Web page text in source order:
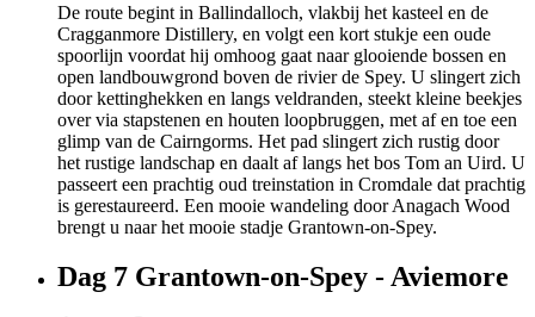
De route begint in Ballindalloch, vlakbij het kasteel en de
Cragganmore Distillery, en volgt een kort stukje een oude
spoorlijn voordat hij omhoog gaat naar glooiende bossen en
open landbouwgrond boven de rivier de Spey. U slingert zich
door kettinghekken en langs veldranden, steekt kleine beekjes
over via stapstenen en houten loopbruggen, met af en toe een
glimp van de Cairngorms. Het pad slingert zich rustig door
het rustige landschap en daalt af langs het bos Tom an Uird. U
passeert een prachtig oud treinstation in Cromdale dat prachtig
is gerestaureerd. Een mooie wandeling door Anagach Wood
brengt u naar het mooie stadje Grantown-on-Spey.
Dag 7 Grantown-on-Spey - Aviemore